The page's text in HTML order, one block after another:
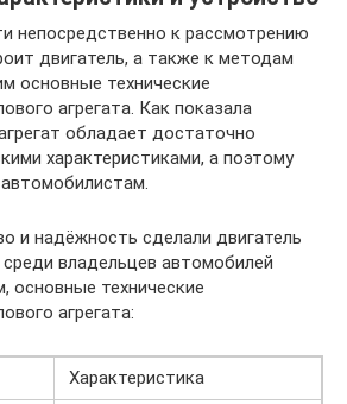
непосредственно к рассмотрению
двигатель, а также к методам
основные технические
агрегата. Как показала
обладает достаточно
характеристиками, а поэтому
и надёжность сделали двигатель
владельцев автомобилей
основные технические
агрегата:
Характеристика